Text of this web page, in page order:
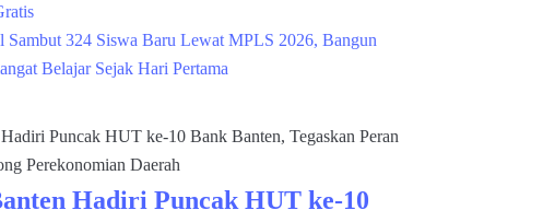
Sambut 324 Siswa Baru Lewat MPLS 2026, Bangun
Belajar Sejak Hari Pertama
Hadiri Puncak HUT ke-10